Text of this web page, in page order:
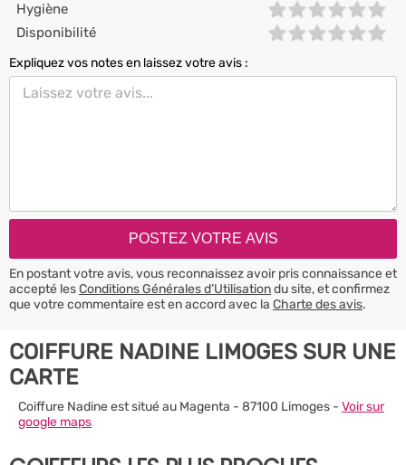
Hygiène
Disponibilité
Expliquez vos notes en laissez votre avis :
En postant votre avis, vous reconnaissez avoir pris connaissance et
accepté lesConditions Générales d’Utilisationdu site, et confirmez
que votre commentaire est en accord avec la Charte des avis.
COIFFURE NADINE LIMOGES SUR UNE
CARTE
Coiffure Nadine est situé au Magenta - 87100 Limoges - Voir sur
google maps